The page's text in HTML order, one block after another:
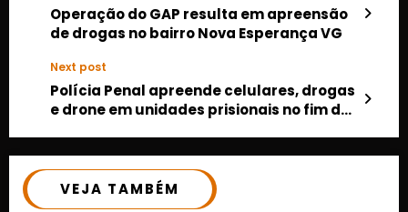
Operação do GAP resulta em apreensão
de drogas no bairro Nova Esperança VG
Next post
Polícia Penal apreende celulares, drogas
e drone em unidades prisionais no fim de
VEJA TAMBÉM